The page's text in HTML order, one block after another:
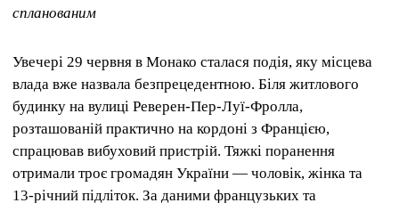
спланованим
Увечері 29 червня в Монако сталася подія, яку місцева
влада вже назвала безпрецедентною. Біля житлового
будинку на вулиці Реверен-Пер-Луї-Фролла,
розташованій практично на кордоні з Францією,
спрацював вибуховий пристрій. Тяжкі поранення
отримали троє громадян України — чоловік, жінка та
13-річний підліток. За даними французьких та